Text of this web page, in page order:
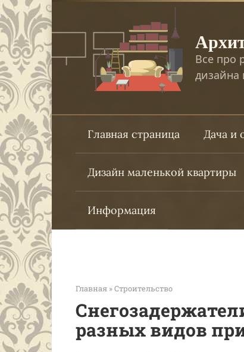
Перейти
к
контенту
Все про
дизайна
Главная страница Дача и
Дизайн маленькой квартиры
Информация
Главная »Строительство
разных видов